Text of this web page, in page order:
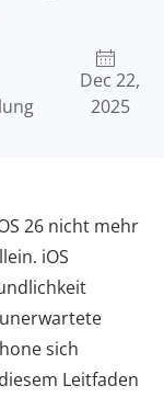
Dec 22,
2025
26 nicht mehr
iOS
sich
Leitfaden